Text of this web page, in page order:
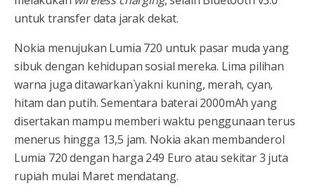
untuk transfer data jarak dekat.
Nokia menujukan Lumia 720 untuk pasar muda yang
sibuk dengan kehidupan sosial mereka. Lima pilihan
warna juga ditawarkan`yakni kuning, merah, cyan,
hitam dan putih. Sementara baterai 2000mAh yang
disertakan mampu memberi waktu penggunaan terus
menerus hingga 13,5 jam. Nokia akan membanderol
Lumia 720 dengan harga 249 Euro atau sekitar 3 juta
rupiah mulai Maret mendatang.